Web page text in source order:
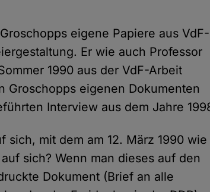
eigene Papiere aus VdF-
Er wie auch Professor
1990 aus der VdF-Arbeit
Groschopps eigenen Dokumenten
Interview aus dem Jahre
sich, mit dem am 12. März 1990 wie
sich? Wenn man dieses auf den
Dokument (Brief an alle